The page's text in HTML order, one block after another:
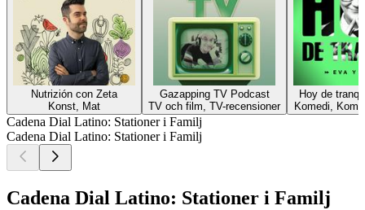
Nutrizión con Zeta
Konst, Mat
Gazapping TV Podcast
TV och film, TV-recensioner
Hoy de
Komedi,
Cadena Dial Latino: Stationer i Familj
Cadena Dial Latino: Stationer i Familj
Cadena Dial Latino: Stationer i Familj